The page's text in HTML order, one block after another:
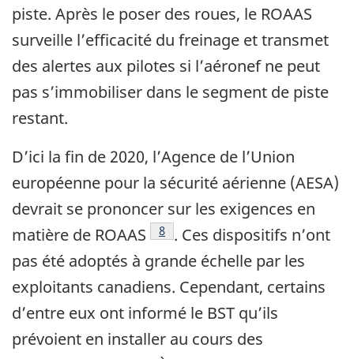
piste. Après le poser des roues, le ROAAS
surveille l’efficacité du freinage et transmet
des alertes aux pilotes si l’aéronef ne peut
pas s’immobiliser dans le segment de piste
restant.
D’ici la fin de 2020, l’Agence de l’Union
européenne pour la sécurité aérienne (AESA)
devrait se prononcer sur les exigences en
matière de ROAAS
Note de bas de page
8 . Ces dispositifs n’ont
pas été adoptés à grande échelle par les
exploitants canadiens. Cependant, certains
d’entre eux ont informé le BST qu’ils
prévoient en installer au cours des